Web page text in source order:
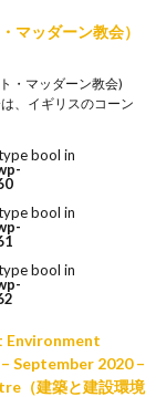
マッダーン教会）
・マッダーン教会)
、イギリスのコーン
bool in
bool in
bool in
September 2020 –
（建築と建設環境